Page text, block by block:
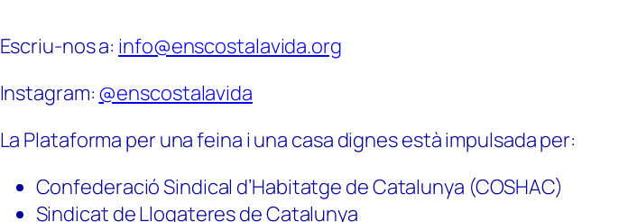
Escriu-nos a: info@enscostalavida.org
Instagram: @enscostalavida
La Plataforma per una feina i una casa dignes està impulsada per:
Confederació Sindical d’Habitatge de Catalunya (COSHAC)
Sindicat de Llogateres de Catalunya